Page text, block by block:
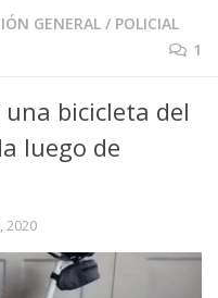
GENERAL / POLICIAL
1
bicicleta del
luego de
2020